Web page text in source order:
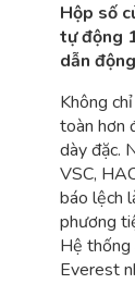
Hộp số
tự động
dẫn
Không
toàn hơn
dày đặc.
VSC,
báo lệch
phương
Hệ thống
Everest